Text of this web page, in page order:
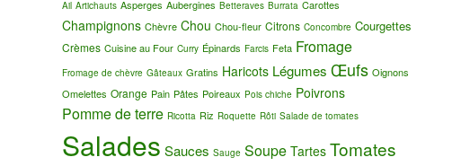
Ail Artichauts Asperges Aubergines Betteraves Burrata Carottes
Champignons Chèvre Chou Chou-fleur Citrons Concombre Courgettes
Crèmes Cuisine au Four Curry Épinards Farcis Feta Fromage
Fromage de chèvre Gâteaux Gratins Haricots Légumes Œufs Oignons
Omelettes Orange Pain Pâtes Poireaux Pois chiche Poivrons
Pomme de terre Ricotta Riz Roquette Rôti Salade de tomates
Salades Sauces Sauge Soupe Tartes Tomates